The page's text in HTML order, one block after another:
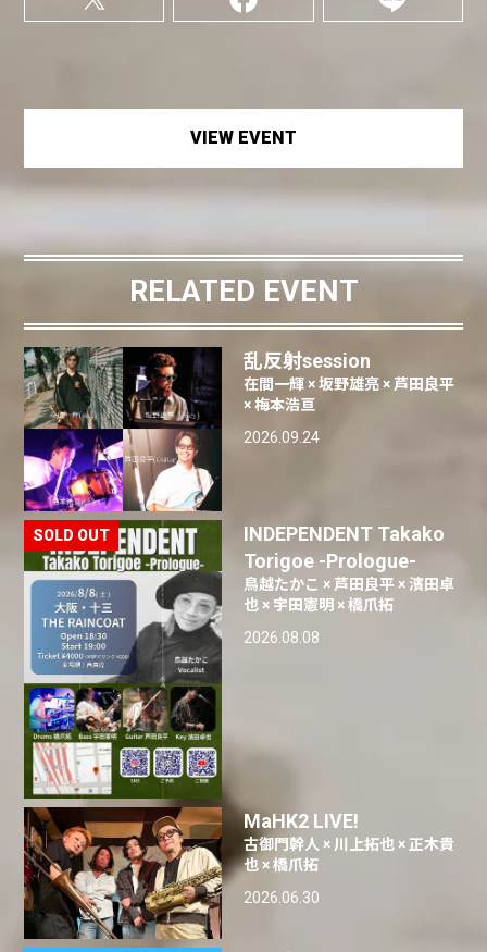
VIEW EVENT
RELATED EVENT
乱反射session
在間一輝 × 坂野雄亮 × 芦田良平
× 梅本浩亘
2026.09.24
INDEPENDENT Takako
Torigoe -Prologue-
鳥越たかこ × 芦田良平 × 濱田卓
也 × 宇田憲明 × 橋爪拓
2026.08.08
MaHK2 LIVE!
古御門幹人 × 川上拓也 × 正木貴
也 × 橋爪拓
2026.06.30